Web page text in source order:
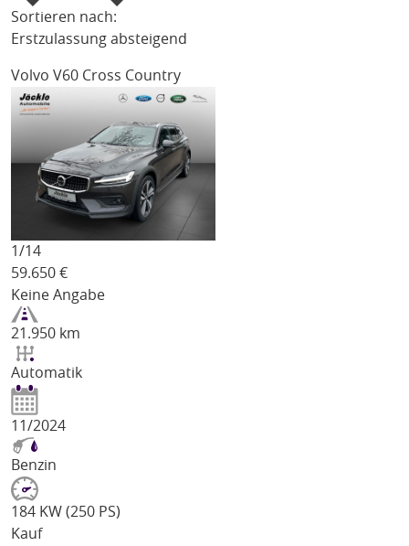
Sortieren nach:
Erstzulassung absteigend
Volvo V60 Cross Country
1/14
59.650 €
Keine Angabe
21.950 km
Automatik
11/2024
Benzin
184 KW (250 PS)
Kauf